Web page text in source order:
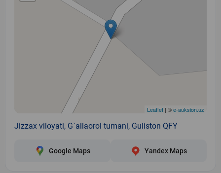
Leaflet | ©e-auksion.uz
Jizzax viloyati, G`allaorol tumani, Guliston QFY
Google Maps Yandex Maps